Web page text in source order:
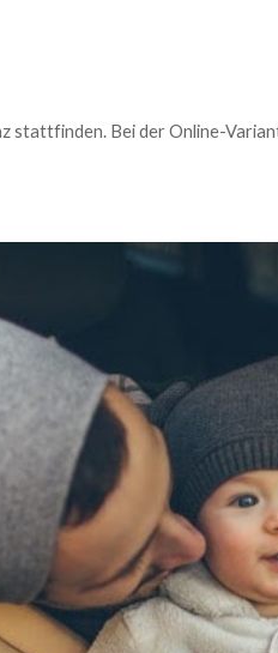
stattfinden. Bei der Online-